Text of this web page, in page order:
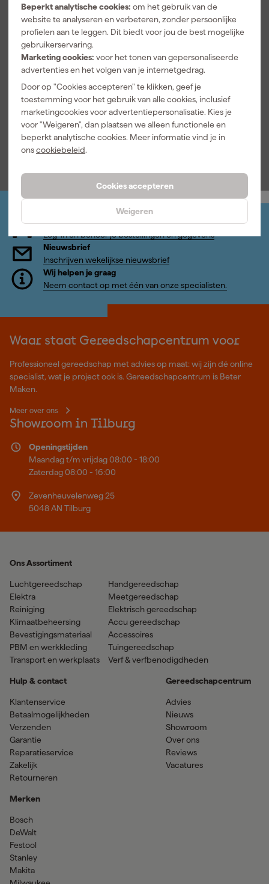
Beperkt analytische cookies: om het gebruik van de
website te analyseren en verbeteren, zonder persoonlijke
profielen aan te leggen. Dit biedt voor jou de best mogelijke
gebruikerservaring.
Marketing cookies: voor het tonen van gepersonaliseerde
advertenties en het volgen van je internetgedrag.
Door op "Cookies accepteren" te klikken, geef je
toestemming voor het gebruik van alle cookies, inclusief
marketingcookies voor advertentiepersonalisatie. Kies je
voor "Weigeren", dan plaatsen we alleen functionele en
beperkt analytische cookies. Meer informatie vind je in
onscookiebeleid.
Cookies accepteren
Weigeren
Gedore 2150-
2160 PZ-06
3C 6-delige
aierset
Morgen
bezorgd
Adviesprijs 32,24
28,12
2170-2160
PH-077 7-
Schroevendra
aierset
Morgen
bezorgd
Adviesprijs 63,26
Jouw account
Log-in en beheer je bestellingen en gegevens
Nieuwsbrief
Inschrijven wekelijkse nieuwsbrief
Wij helpen je graag
Neem contact op met één van onze specialisten.
Waar staat Gereedschapcentrum voor
Professioneel gereedschap met advies op maat: wij zijn dé online
specialist, wat je project ook is. Gereedschapcentrum is Beter
Maken.
Meer over ons
Showroom in Tilburg
Openingstijden
Maandag t/m vrijdag 08:00 - 18:00
Zaterdag 08:00 - 16:00
Zevenheuvelenweg 25
5048 AN Tilburg
Ons Assortiment
Luchtgereedschap
Elektra
Reiniging
Klimaatbeheersing
Bevestigingsmateriaal
PBM en werkkleding
Transport en werkplaats
Handgereedschap
Meetgereedschap
Elektrisch gereedschap
Accu gereedschap
Accessoires
Tuingereedschap
Verf & verfbenodigdheden
Hulp & contact
Klantenservice
Betaalmogelijkheden
Verzenden
Garantie
Reparatieservice
Zakelijk
Retourneren
Merken
Bosch
DeWalt
Festool
Stanley
Makita
Gereedschapcentrum
Advies
Nieuws
Showroom
Over ons
Reviews
Vacatures